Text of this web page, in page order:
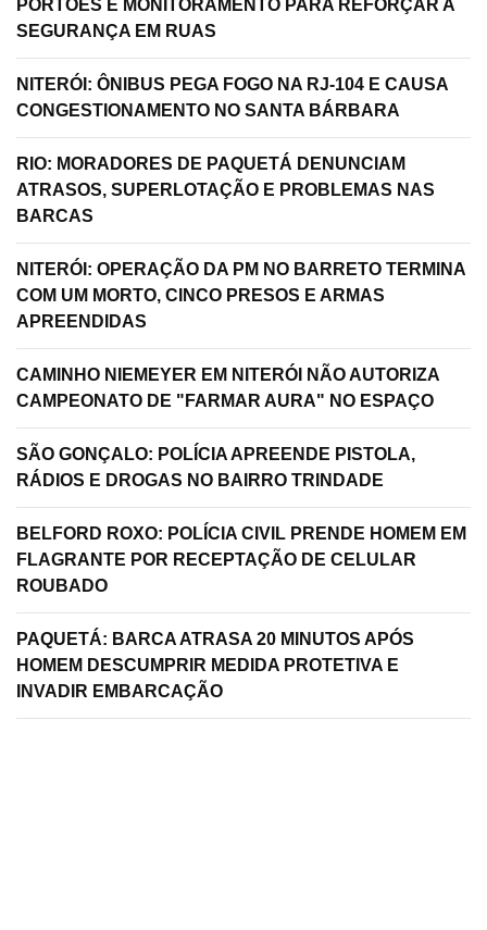
PORTÕES E MONITORAMENTO PARA REFORÇAR A
SEGURANÇA EM RUAS
NITERÓI: ÔNIBUS PEGA FOGO NA RJ-104 E CAUSA
CONGESTIONAMENTO NO SANTA BÁRBARA
RIO: MORADORES DE PAQUETÁ DENUNCIAM
ATRASOS, SUPERLOTAÇÃO E PROBLEMAS NAS
BARCAS
NITERÓI: OPERAÇÃO DA PM NO BARRETO TERMINA
COM UM MORTO, CINCO PRESOS E ARMAS
APREENDIDAS
CAMINHO NIEMEYER EM NITERÓI NÃO AUTORIZA
CAMPEONATO DE "FARMAR AURA" NO ESPAÇO
SÃO GONÇALO: POLÍCIA APREENDE PISTOLA,
RÁDIOS E DROGAS NO BAIRRO TRINDADE
BELFORD ROXO: POLÍCIA CIVIL PRENDE HOMEM EM
FLAGRANTE POR RECEPTAÇÃO DE CELULAR
ROUBADO
PAQUETÁ: BARCA ATRASA 20 MINUTOS APÓS
HOMEM DESCUMPRIR MEDIDA PROTETIVA E
INVADIR EMBARCAÇÃO